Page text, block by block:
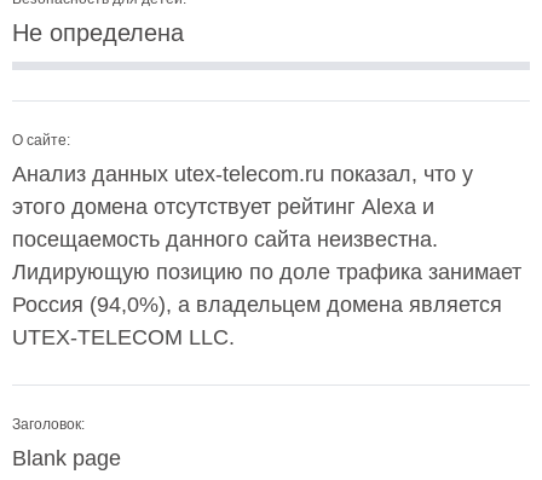
Не определена
О сайте:
Анализ данных utex-telecom.ru показал, что у
этого домена отсутствует рейтинг Alexa и
посещаемость данного сайта неизвестна.
Лидирующую позицию по доле трафика занимает
Россия (94,0%), а владельцем домена является
UTEX-TELECOM LLC.
Заголовок:
Blank page